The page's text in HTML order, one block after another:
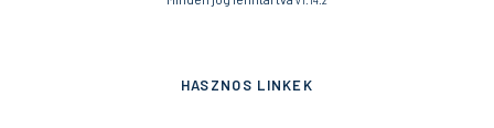
HASZNOS LINKEK